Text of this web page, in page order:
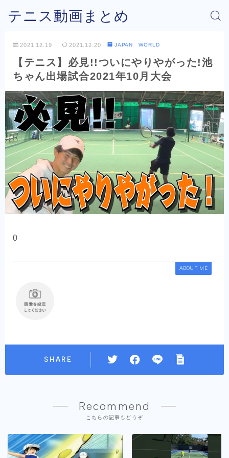
テニス動画まとめ
2021.12.19 2021.12.20 JAPAN WORLD
【テニス】必見!!ついにやりやがった!池
ちゃん出場試合2021年10月大会
0
ABOUT ME
SHARE
Recommend
こちらの記事もどうぞ